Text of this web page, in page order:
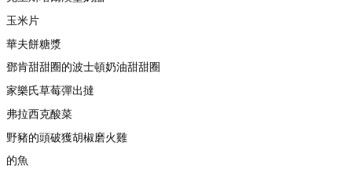
玉米片
華夫餅糖漿
鄧肯甜甜圈的波士頓奶油甜甜圈
家樂氏草莓彈出撻
弗拉西克酸菜
野豬的頭破獲胡椒磨火雞
的魚